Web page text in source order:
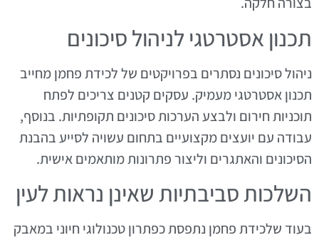
תכנון אסטרטגי לניהול סיכונים
ניהול סיכונים נסתרים בפרויקטים של לכידת פחמן מחייב
תכנון אסטרטגי מעמיק. עסקים קטנים צריכים לפתח
תוכניות חירום ולבצע הערכות סיכונים תקופתיות. בנוסף,
עבודה עם יועצים מקצועיים בתחום עשויה לסייע בהבנת
הסיכונים והאתגרים וליצור פתרונות מותאמים אישית.
השלכות סביבתיות שאינן נראות לעין
בעוד שלכידת פחמן נתפסת כפתרון טכנולוגי חיוני במאבק